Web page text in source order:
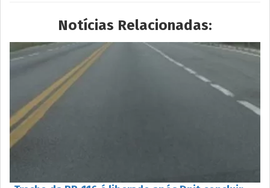
Notícias Relacionadas: